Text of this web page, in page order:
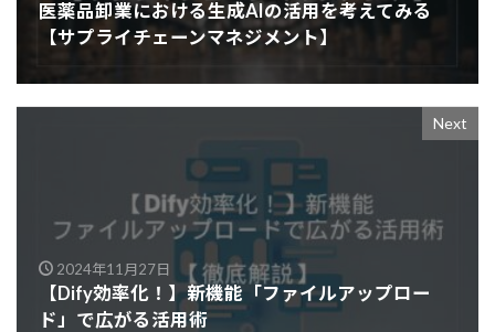
医薬品卸業における生成AIの活用を考えてみる
【サプライチェーンマネジメント】
Next
2024年11月27日
【Dify効率化！】新機能「ファイルアップロー
ド」で広がる活用術